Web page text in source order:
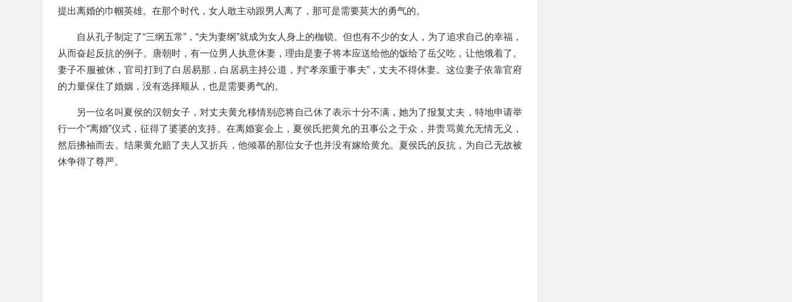
提出离婚的巾帼英雄。在那个时代，女人敢主动跟男人离了，那可是需要莫大的勇气的。
自从孔子制定了“三纲五常”，“夫为妻纲”就成为女人身上的枷锁。但也有不少的女人，为了追求自己的幸福，
从而奋起反抗的例子。唐朝时，有一位男人执意休妻，理由是妻子将本应送给他的饭给了岳父吃，让他饿着了。
妻子不服被休，官司打到了白居易那，白居易主持公道，判“孝亲重于事夫”，丈夫不得休妻。这位妻子依靠官府
的力量保住了婚姻，没有选择顺从，也是需要勇气的。
另一位名叫夏侯的汉朝女子，对丈夫黄允移情别恋将自己休了表示十分不满，她为了报复丈夫，特地申请举
行一个“离婚”仪式，征得了婆婆的支持。在离婚宴会上，夏侯氏把黄允的丑事公之于众，并责骂黄允无情无义，
然后拂袖而去。结果黄允赔了夫人又折兵，他倾慕的那位女子也并没有嫁给黄允。夏侯氏的反抗，为自己无故被
休争得了尊严。